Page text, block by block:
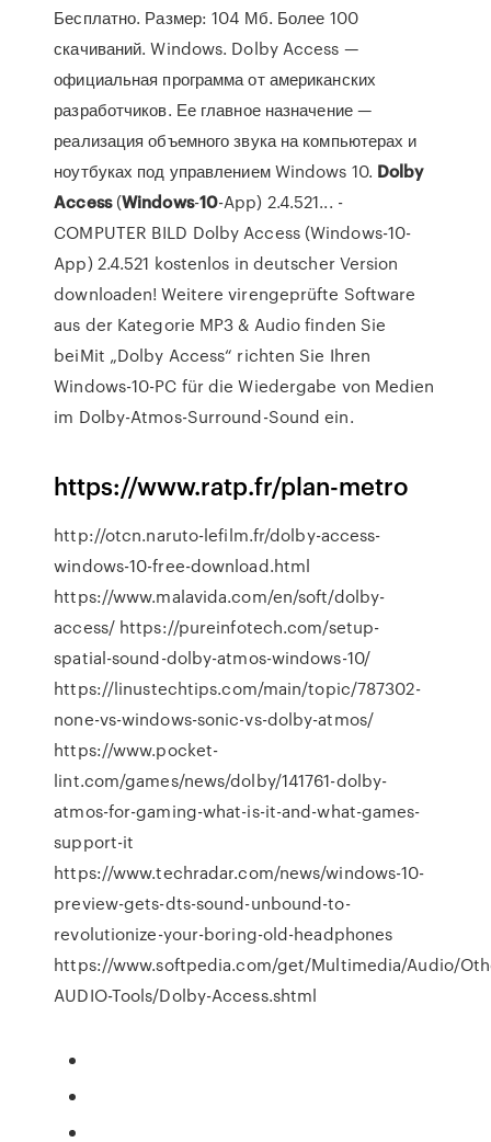
Бесплатно. Размер: 104 Мб. Более 100
скачиваний. Windows. Dolby Access —
официальная программа от американских
разработчиков. Ее главное назначение —
реализация объемного звука на компьютерах и
ноутбуках под управлением Windows 10. Dolby
Access(Windows-10-App) 2.4.521... -
COMPUTER BILD Dolby Access (Windows-10-
App) 2.4.521 kostenlos in deutscher Version
downloaden! Weitere virengeprüfte Software
aus der Kategorie MP3 & Audio finden Sie
beiMit „Dolby Access“ richten Sie Ihren
Windows-10-PC für die Wiedergabe von Medien
im Dolby-Atmos-Surround-Sound ein.
https://www.ratp.fr/plan-metro
http://otcn.naruto-lefilm.fr/dolby-access-
windows-10-free-download.html
https://www.malavida.com/en/soft/dolby-
access/ https://pureinfotech.com/setup-
spatial-sound-dolby-atmos-windows-10/
https://linustechtips.com/main/topic/787302-
none-vs-windows-sonic-vs-dolby-atmos/
https://www.pocket-
lint.com/games/news/dolby/141761-dolby-
atmos-for-gaming-what-is-it-and-what-games-
support-it
https://www.techradar.com/news/windows-10-
preview-gets-dts-sound-unbound-to-
revolutionize-your-boring-old-headphones
https://www.softpedia.com/get/Multimedia/Audio/
AUDIO-Tools/Dolby-Access.shtml